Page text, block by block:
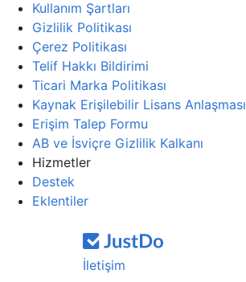
Kullanım Şartları
Gizlilik Politikası
Çerez Politikası
Telif Hakkı Bildirimi
Ticari Marka Politikası
Kaynak Erişilebilir Lisans Anlaşması
Erişim Talep Formu
AB ve İsviçre Gizlilik Kalkanı
Hizmetler
Destek
Eklentiler
İletişim